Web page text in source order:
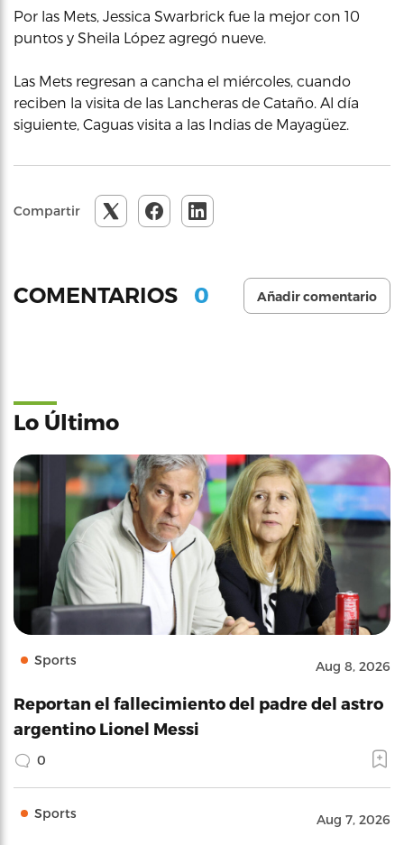
Por las Mets, Jessica Swarbrick fue la mejor con 10
puntos y Sheila López agregó nueve.
Las Mets regresan a cancha el miércoles, cuando
reciben la visita de las Lancheras de Cataño. Al día
siguiente, Caguas visita a las Indias de Mayagüez.
Compartir
COMENTARIOS 0 Añadir comentario
Lo Último
Sports Aug 8, 2026
Reportan el fallecimiento del padre del astro
argentino Lionel Messi
0
Sports Aug 7, 2026